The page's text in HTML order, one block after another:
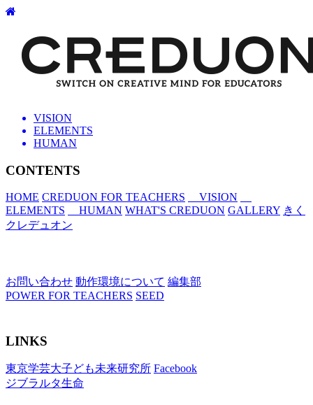
VISION
ELEMENTS
HUMAN
CONTENTS
HOME CREDUON FOR TEACHERS
VISION
ELEMENTS
HUMAN WHAT'S CREDUON GALLERY きく
クレデュオン
お問い合わせ 動作環境について 編集部
POWER FOR TEACHERS SEED
LINKS
東京学芸大子ども未来研究所 Facebook
ジブラルタ生命